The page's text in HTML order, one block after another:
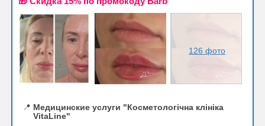
126 фото
📍 Медицинские услуги "Косметологічна клініка
VitaLine"